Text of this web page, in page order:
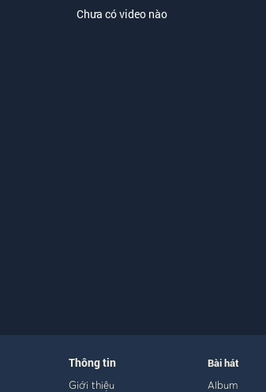
Chưa có video nào
Thông tin
Giới thiệu
Bài hát
Album